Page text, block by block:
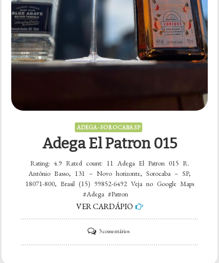
ADEGA - SOROCABA SP
Adega El Patron 015
Rating: 4.9 Rated count: 11 Adega El Patron 015 R.
Antônio Basso, 131 – Novo horizonte, Sorocaba – SP,
18071-800, Brasil (15) 99852-6492 Veja no Google Maps
#Adega #Patron
VER CARDÁPIO
3 comentáriosem
Adega